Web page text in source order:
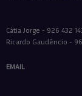
Cátia Jorge - 926 432
Ricardo Gaudêncio -
EMAIL